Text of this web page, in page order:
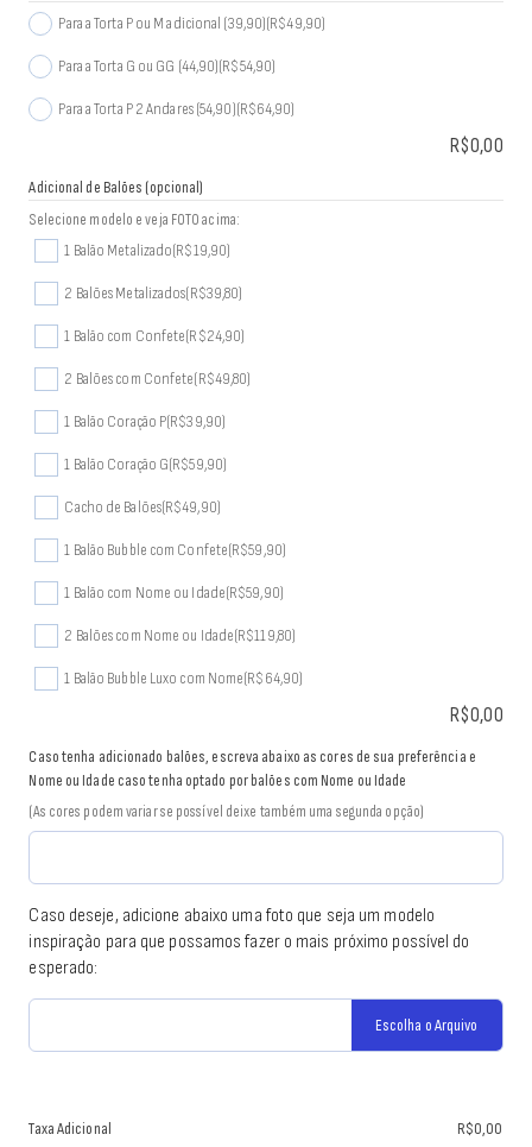
Para a Torta P ou M adicional (39,90)(R$49,90)
Para a Torta G ou GG (44,90)(R$54,90)
Para a Torta P 2 Andares (54,90)(R$64,90)
R$0,00
Adicional de Balões (opcional)
Selecione modelo e veja FOTO acima:
1 Balão Metalizado(R$19,90)
2 Balões Metalizados(R$39,80)
1 Balão com Confete(R$24,90)
2 Balões com Confete(R$49,80)
1 Balão Coração P(R$39,90)
1 Balão Coração G(R$59,90)
Cacho de Balões(R$49,90)
1 Balão Bubble com Confete(R$59,90)
1 Balão com Nome ou Idade(R$59,90)
2 Balões com Nome ou Idade(R$119,80)
1 Balão Bubble Luxo com Nome(R$64,90)
R$0,00
Caso tenha adicionado balões, escreva abaixo as cores de sua preferência e
Nome ou Idade caso tenha optado por balões com Nome ou Idade
(As cores podem variar se possível deixe também uma segunda opção)
Caso deseje, adicione abaixo uma foto que seja um modelo
inspiração para que possamos fazer o mais próximo possível do
esperado:
Escolha o Arquivo
Taxa Adicional R$0,00